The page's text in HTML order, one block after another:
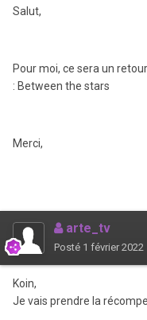
Salut,
Pour moi, ce sera un
: Between the stars
Merci,
arte_tv
Posté 1 février 2022
Koin,
Je vais prendre la